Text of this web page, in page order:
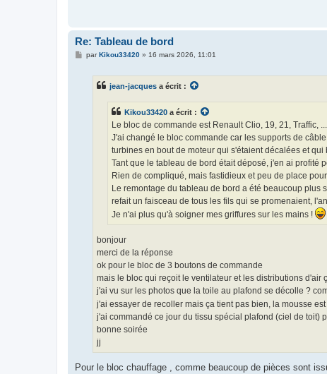
Re: Tableau de bord
MparKikou33420» 16 mars 2026, 11:01
jean-jacques a écrit :
Kikou33420 a écrit :
Le bloc de commande est Renault Clio, 19, 21, Traffic, ...
J'ai changé le bloc commande car les supports de
turbines en bout de moteur qui s'étaient décalées et
Tant que le tableau de bord était déposé, j'en ai profité
Rien de compliqué, mais fastidieux et peu de place
Le remontage du tableau de bord a été beaucoup plus
refait un faisceau de tous les fils qui se promenaient,
Je n'ai plus qu'à soigner mes griffures sur les mains !
bonjour
merci de la réponse
ok pour le bloc de 3 boutons de commande
mais le bloc qui reçoit le ventilateur et les distributions d'air
j'ai vu sur les photos que la toile au plafond se décolle ?
j'ai essayer de recoller mais ça tient pas bien, la mousse
j'ai commandé ce jour du tissu spécial plafond (ciel de toit)
bonne soirée
jj
Pour le bloc chauffage , comme beaucoup de pièces sont